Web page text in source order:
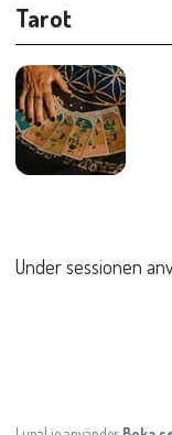
Tarot
Under sessionen